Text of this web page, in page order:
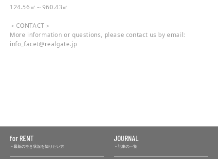
124.56㎡～960.43㎡
＜CONTACT＞
More information or questions, please contact us by email:
info_facet@realgate.jp
for RENT
最新の空き状況を知りたい方
JOURNAL
記事の一覧